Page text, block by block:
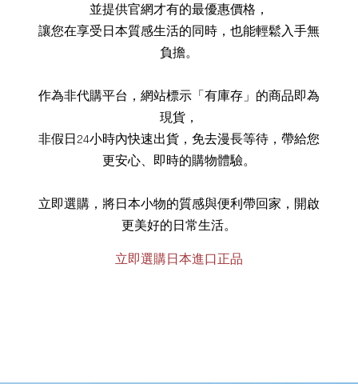
並提供官網才有的最優惠價格，
讓您在享受日本質感生活的同時，也能輕鬆入手無
負擔。
作為非代購平台，網站標示「有庫存」的商品即為
現貨，
非假日24小時內快速出貨，免去漫長等待，帶給您
更安心、即時的購物體驗。
立即選購，將日本小物的質感與便利帶回家，開啟
更美好的日常生活。
立即選購日本進口正品